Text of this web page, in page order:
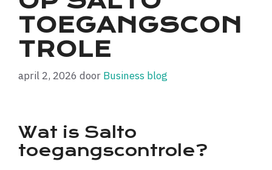
TOEGANGSCON
TROLE
april 2, 2026 door Business blog
Wat is Salto
toegangscontrole?